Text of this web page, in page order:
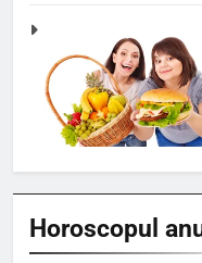
Horoscopul